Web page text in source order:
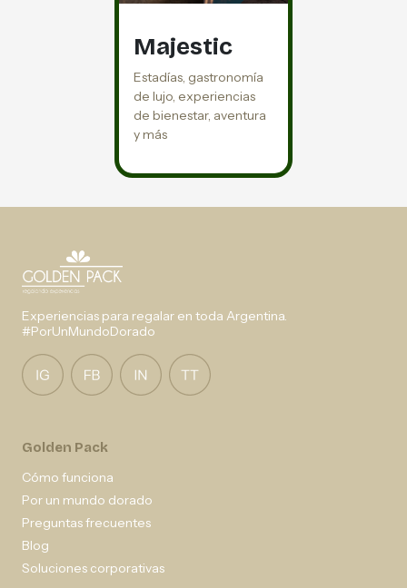
Majestic
Estadías, gastronomía
de lujo, experiencias
de bienestar, aventura
y más
Experiencias para regalar en toda Argentina.
#PorUnMundoDorado
Golden Pack
Cómo funciona
Por un mundo dorado
Preguntas frecuentes
Blog
Soluciones corporativas